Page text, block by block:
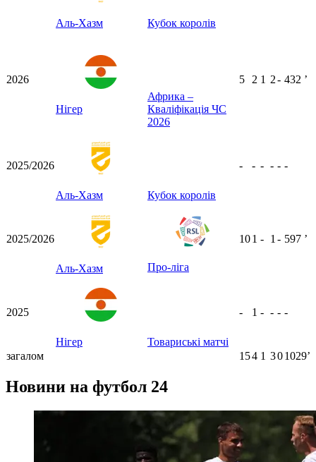
Аль-Хазм Кубок королів
2026
Нігер
Африка –
Кваліфікація ЧС
2026
5 2 1 2- 432 ʼ
2025/2026
Аль-Хазм Кубок королів
- - - - - -
2025/2026
Аль-Хазм Про-ліга
101 - 1 - 597 ʼ
2025
Нігер Товариські матчі
- 1 - - - -
загалом 154 1 301029ʼ
Новини на футбол 24